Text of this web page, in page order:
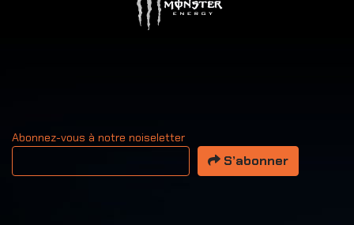
Abonnez-vous à notre noiseletter
Votre adresse email
S’abonner